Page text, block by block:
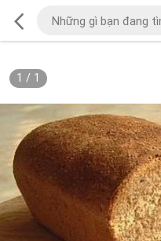
1 / 1